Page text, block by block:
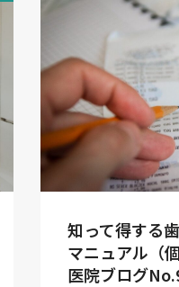
知って得する
マニュアル（
医院ブログNo.9